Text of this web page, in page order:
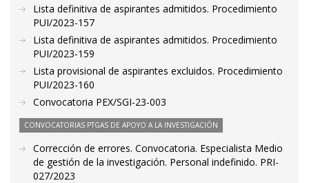
Lista definitiva de aspirantes admitidos. Procedimiento
PUI/2023-157
Lista definitiva de aspirantes admitidos. Procedimiento
PUI/2023-159
Lista provisional de aspirantes excluidos. Procedimiento
PUI/2023-160
Convocatoria PEX/SGI-23-003
CONVOCATORIAS PTGAS DE APOYO A LA INVESTIGACIÓN
Corrección de errores. Convocatoria. Especialista Medio
de gestión de la investigación. Personal indefinido. PRI-
027/2023